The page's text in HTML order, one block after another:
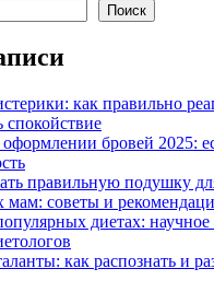
Поиск
как правильно
спокойствие
бровей 2025:
правильную подушку
мам: советы и
диетах: научное
как распознать и